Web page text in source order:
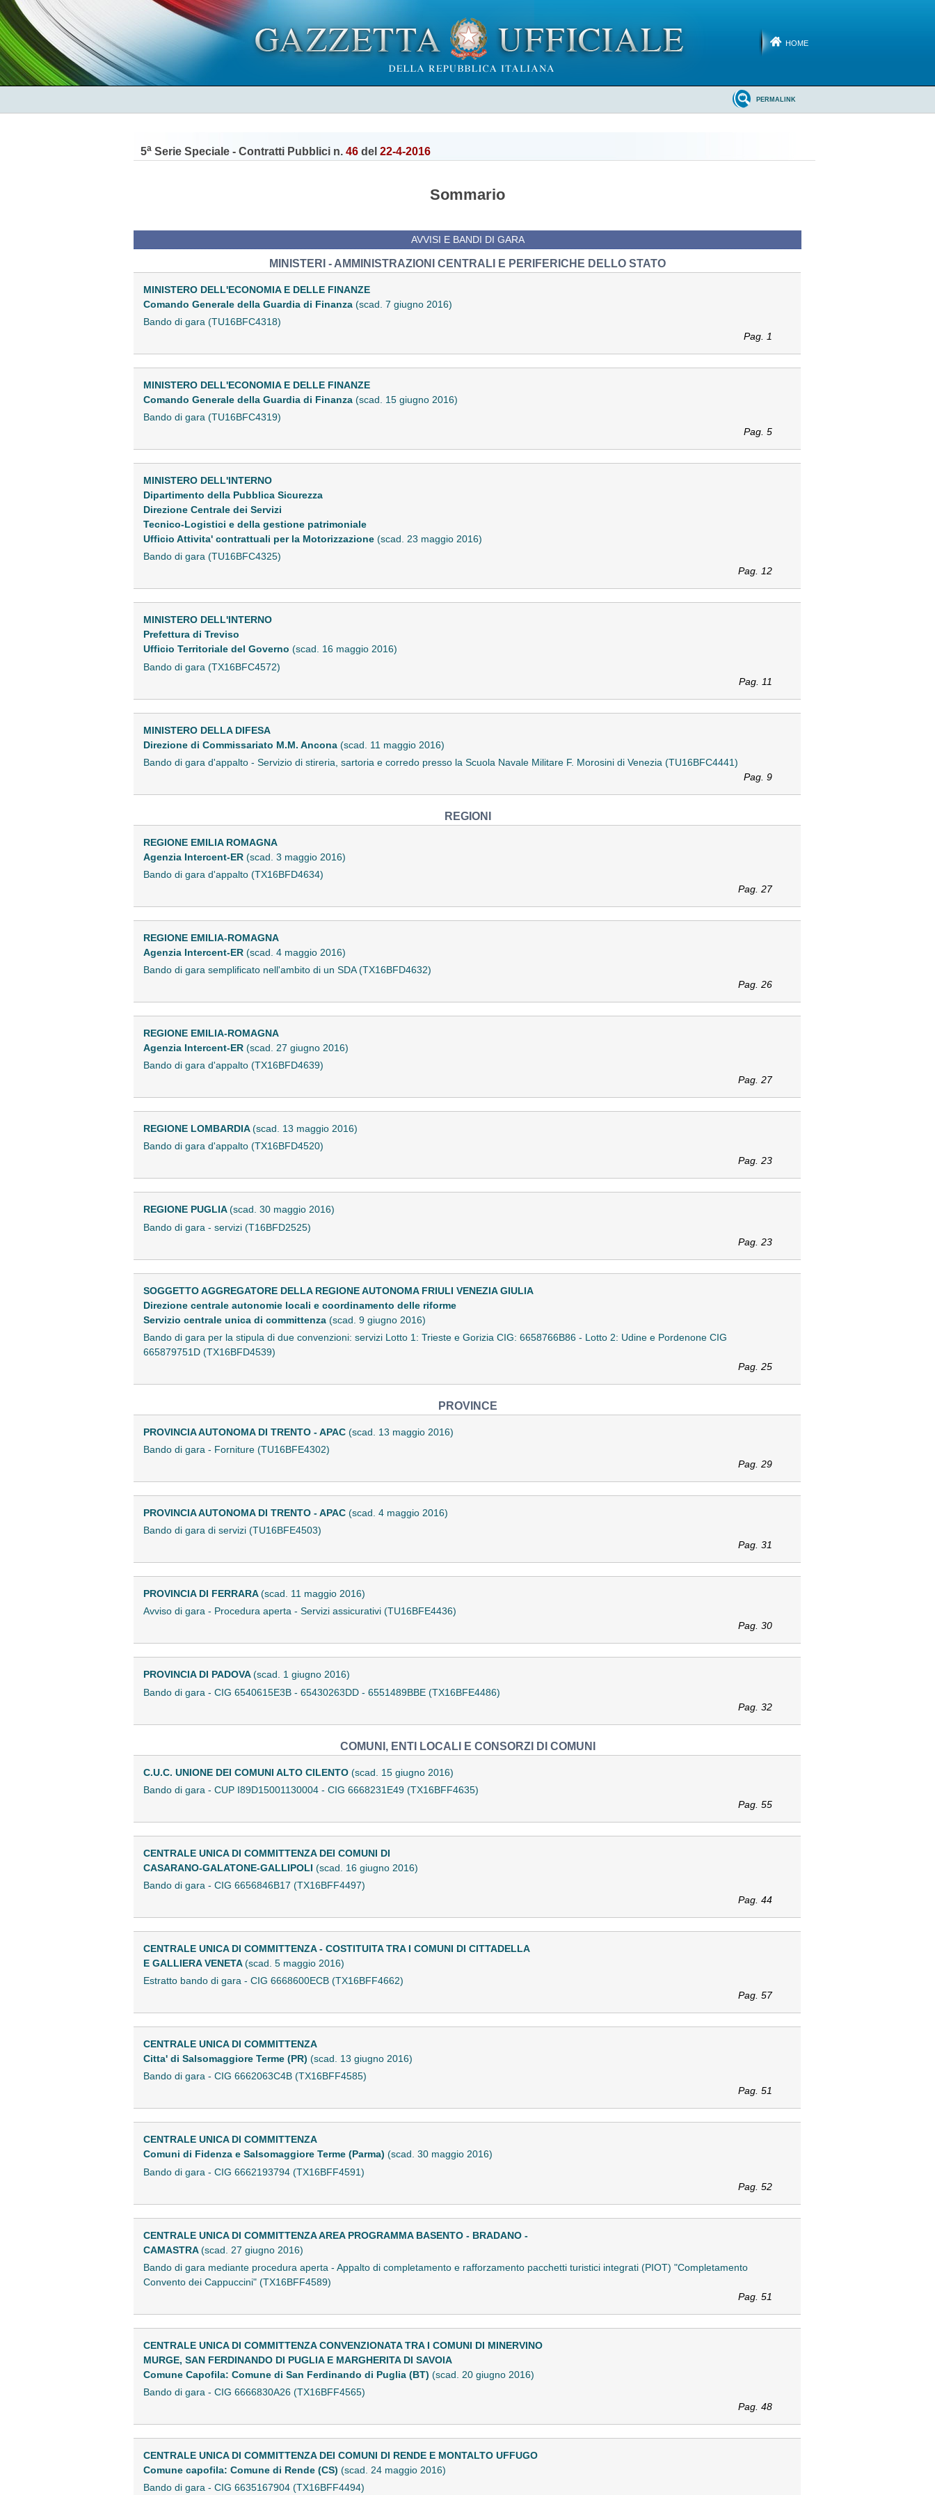
HOME
PERMALINK
5a Serie Speciale - Contratti Pubblici n. 46 del 22-4-2016
Sommario
AVVISI E BANDI DI GARA
MINISTERI - AMMINISTRAZIONI CENTRALI E PERIFERICHE DELLO STATO
MINISTERO DELL'ECONOMIA E DELLE FINANZE
Comando Generale della Guardia di Finanza (scad. 7 giugno 2016)
Bando di gara (TU16BFC4318)
Pag. 1
MINISTERO DELL'ECONOMIA E DELLE FINANZE
Comando Generale della Guardia di Finanza (scad. 15 giugno 2016)
Bando di gara (TU16BFC4319)
Pag. 5
MINISTERO DELL'INTERNO
Dipartimento della Pubblica Sicurezza
Direzione Centrale dei Servizi
Tecnico-Logistici e della gestione patrimoniale
Ufficio Attivita' contrattuali per la Motorizzazione (scad. 23 maggio 2016)
Bando di gara (TU16BFC4325)
Pag. 12
MINISTERO DELL'INTERNO
Prefettura di Treviso
Ufficio Territoriale del Governo (scad. 16 maggio 2016)
Bando di gara (TX16BFC4572)
Pag. 11
MINISTERO DELLA DIFESA
Direzione di Commissariato M.M. Ancona (scad. 11 maggio 2016)
Bando di gara d'appalto - Servizio di stireria, sartoria e corredo presso la Scuola Navale Militare F. Morosini di Venezia (TU16BFC4441)
Pag. 9
REGIONI
REGIONE EMILIA ROMAGNA
Agenzia Intercent-ER (scad. 3 maggio 2016)
Bando di gara d'appalto (TX16BFD4634)
Pag. 27
REGIONE EMILIA-ROMAGNA
Agenzia Intercent-ER (scad. 4 maggio 2016)
Bando di gara semplificato nell'ambito di un SDA (TX16BFD4632)
Pag. 26
REGIONE EMILIA-ROMAGNA
Agenzia Intercent-ER (scad. 27 giugno 2016)
Bando di gara d'appalto (TX16BFD4639)
Pag. 27
REGIONE LOMBARDIA(scad. 13 maggio 2016)
Bando di gara d'appalto (TX16BFD4520)
Pag. 23
REGIONE PUGLIA(scad. 30 maggio 2016)
Bando di gara - servizi (T16BFD2525)
Pag. 23
SOGGETTO AGGREGATORE DELLA REGIONE AUTONOMA FRIULI VENEZIA GIULIA
Direzione centrale autonomie locali e coordinamento delle riforme
Servizio centrale unica di committenza (scad. 9 giugno 2016)
Bando di gara per la stipula di due convenzioni: servizi Lotto 1: Trieste e Gorizia CIG: 6658766B86 - Lotto 2: Udine e Pordenone CIG
665879751D (TX16BFD4539)
Pag. 25
PROVINCE
PROVINCIA AUTONOMA DI TRENTO - APAC (scad. 13 maggio 2016)
Bando di gara - Forniture (TU16BFE4302)
Pag. 29
PROVINCIA AUTONOMA DI TRENTO - APAC (scad. 4 maggio 2016)
Bando di gara di servizi (TU16BFE4503)
Pag. 31
PROVINCIA DI FERRARA(scad. 11 maggio 2016)
Avviso di gara - Procedura aperta - Servizi assicurativi (TU16BFE4436)
Pag. 30
PROVINCIA DI PADOVA(scad. 1 giugno 2016)
Bando di gara - CIG 6540615E3B - 65430263DD - 6551489BBE (TX16BFE4486)
Pag. 32
COMUNI, ENTI LOCALI E CONSORZI DI COMUNI
C.U.C. UNIONE DEI COMUNI ALTO CILENTO (scad. 15 giugno 2016)
Bando di gara - CUP I89D15001130004 - CIG 6668231E49 (TX16BFF4635)
Pag. 55
CENTRALE UNICA DI COMMITTENZA DEI COMUNI DI
CASARANO-GALATONE-GALLIPOLI (scad. 16 giugno 2016)
Bando di gara - CIG 6656846B17 (TX16BFF4497)
Pag. 44
CENTRALE UNICA DI COMMITTENZA - COSTITUITA TRA I COMUNI DI CITTADELLA
E GALLIERA VENETA(scad. 5 maggio 2016)
Estratto bando di gara - CIG 6668600ECB (TX16BFF4662)
Pag. 57
CENTRALE UNICA DI COMMITTENZA
Citta' di Salsomaggiore Terme (PR) (scad. 13 giugno 2016)
Bando di gara - CIG 6662063C4B (TX16BFF4585)
Pag. 51
CENTRALE UNICA DI COMMITTENZA
Comuni di Fidenza e Salsomaggiore Terme (Parma) (scad. 30 maggio 2016)
Bando di gara - CIG 6662193794 (TX16BFF4591)
Pag. 52
CENTRALE UNICA DI COMMITTENZA AREA PROGRAMMA BASENTO - BRADANO -
CAMASTRA(scad. 27 giugno 2016)
Bando di gara mediante procedura aperta - Appalto di completamento e rafforzamento pacchetti turistici integrati (PIOT) "Completamento
Convento dei Cappuccini" (TX16BFF4589)
Pag. 51
CENTRALE UNICA DI COMMITTENZA CONVENZIONATA TRA I COMUNI DI MINERVINO
MURGE, SAN FERDINANDO DI PUGLIA E MARGHERITA DI SAVOIA
Comune Capofila: Comune di San Ferdinando di Puglia (BT) (scad. 20 giugno 2016)
Bando di gara - CIG 6666830A26 (TX16BFF4565)
Pag. 48
CENTRALE UNICA DI COMMITTENZA DEI COMUNI DI RENDE E MONTALTO UFFUGO
Comune capofila: Comune di Rende (CS) (scad. 24 maggio 2016)
Bando di gara - CIG 6635167904 (TX16BFF4494)